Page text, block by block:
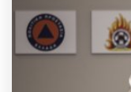
All News